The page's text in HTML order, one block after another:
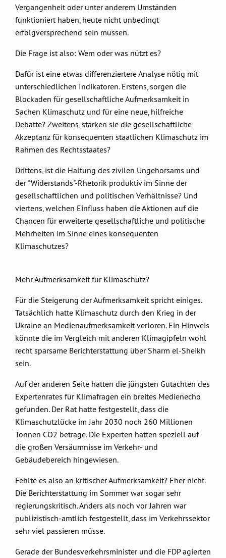
Vergangenheit oder unter anderem Umständen
funktioniert haben, heute nicht unbedingt
erfolgversprechend sein müssen.
Die Frage ist also: Wem oder was nützt es?
Dafür ist eine etwas differenziertere Analyse nötig mit
unterschiedlichen Indikatoren. Erstens, sorgen die
Blockaden für gesellschaftliche Aufmerksamkeit in
Sachen Klimaschutz und für eine neue, hilfreiche
Debatte? Zweitens, stärken sie die gesellschaftliche
Akzeptanz für konsequenten staatlichen Klimaschutz im
Rahmen des Rechtsstaates?
Drittens, ist die Haltung des zivilen Ungehorsams und
der "Widerstands"-Rhetorik produktiv im Sinne der
gesellschaftlichen und politischen Verhältnisse? Und
viertens, welchen Einfluss haben die Aktionen auf die
Chancen für erweiterte gesellschaftliche und politische
Mehrheiten im Sinne eines konsequenten
Klimaschutzes?
Mehr Aufmerksamkeit für Klimaschutz?
Für die Steigerung der Aufmerksamkeit spricht einiges.
Tatsächlich hatte Klimaschutz durch den Krieg in der
Ukraine an Medienaufmerksamkeit verloren. Ein Hinweis
könnte die im Vergleich mit anderen Klimagipfeln wohl
recht sparsame Berichterstattung über Sharm el-Sheikh
sein.
Auf der anderen Seite hatten die jüngsten Gutachten des
Expertenrates für Klimafragen ein breites Medienecho
gefunden. Der Rat hatte festgestellt, dass die
Klimaschutzlücke im Jahr 2030 noch 260 Millionen
Tonnen CO2 betrage. Die Experten hatten speziell auf
die großen Versäumnisse im Verkehr- und
Gebäudebereich hingewiesen.
Fehlte es also an kritischer Aufmerksamkeit? Eher nicht.
Die Berichterstattung im Sommer war sogar sehr
regierungskritisch. Anders als noch vor Jahren war
publizistisch-amtlich festgestellt, dass im Verkehrssektor
sehr viel passieren müsse.
Gerade der Bundesverkehrsminister und die FDP agierten